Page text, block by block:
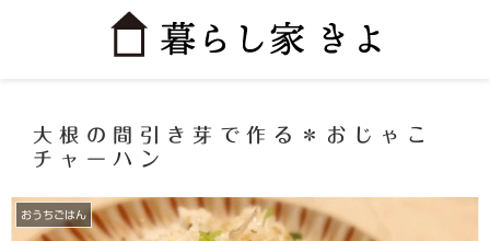
大根の間引き芽で作る＊おじゃこ
チャーハン
おうちごはん